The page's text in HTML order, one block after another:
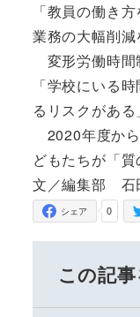
「教員の働き
業務の大幅削減
変形労働時間
「学校にいる
るリスクがある
2020年度か
どもたちが「
文／編集部 石
0
シェア
この記